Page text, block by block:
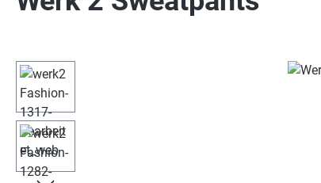
Bildergalerie überspringen